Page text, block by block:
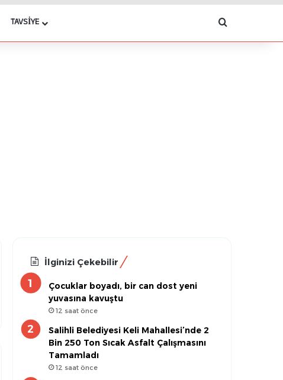
TAVSIYE Arama yap
İlginizi Çekebilir
Çocuklar boyadı, bir can dost yeni
yuvasına kavuştu
12 saat önce
Salihli Belediyesi Keli Mahallesi’nde 2
Bin 250 Ton Sıcak Asfalt Çalışmasını
Tamamladı
12 saat önce